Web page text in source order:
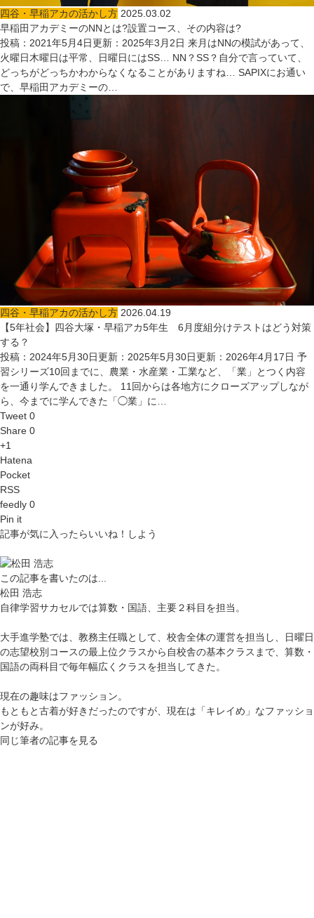
四谷・早稲アカの活かし方 2025.03.02
早稲田アカデミーのNNとは?設置コース、その内容は?
投稿：2021年5月4日更新：2025年3月2日 来月はNNの模試があって、
火曜日木曜日は平常、日曜日にはSS… NN？SS？自分で言っていて、
どっちがどっちかわからなくなることがありますね… SAPIXにお通い
で、早稲田アカデミーの…
四谷・早稲アカの活かし方 2026.04.19
【5年社会】四谷大塚・早稲アカ5年生 6月度組分けテストはどう対策
する？
投稿：2024年5月30日更新：2025年5月30日更新：2026年4月17日 予
習シリーズ10回までに、農業・水産業・工業など、「業」とつく内容
を一通り学んできました。 11回からは各地方にクローズアップしなが
ら、今までに学んできた「◯業」に…
Tweet 0
Share 0
+1
Hatena
Pocket
RSS
feedly 0
Pin it
記事が気に入ったらいいね！しよう
この記事を書いたのは...
松田 浩志
自律学習サカセルでは算数・国語、主要２科目を担当。
大手進学塾では、教務主任職として、校舎全体の運営を担当し、日曜日
の志望校別コースの最上位クラスから自校舎の基本クラスまで、算数・
国語の両科目で毎年幅広くクラスを担当してきた。
現在の趣味はファッション。
もともと古着が好きだったのですが、現在は「キレイめ」なファッショ
ンが好み。
同じ筆者の記事を見る